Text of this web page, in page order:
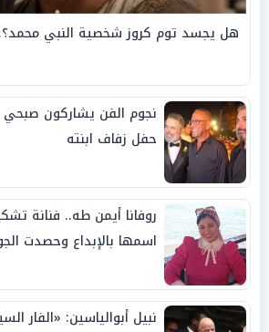
هل يجسد توم كروز شخصية النبي محمد؟..
نجوم الفن يشاركون
حفل زفاف ابنته
روفانا أيمن طه.. فنانة
اسمها بالإبداع وحصدت
نبيل أبوالياسين: «الفار